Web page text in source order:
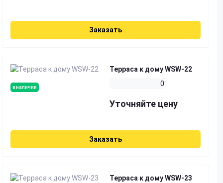
Заказать
в наличии
Терраса к дому WSW-22
0
Уточняйте цену
Заказать
Терраса к дому WSW-23